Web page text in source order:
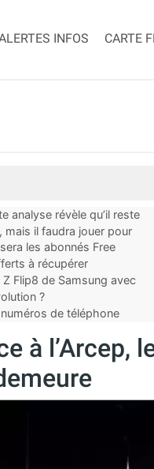
INFOS CARTE
analyse révèle qu’il reste
mais il faudra jouer pour
les abonnés Free
à récupérer
Flip8 de Samsung avec
?
de téléphone
à l’Arcep,